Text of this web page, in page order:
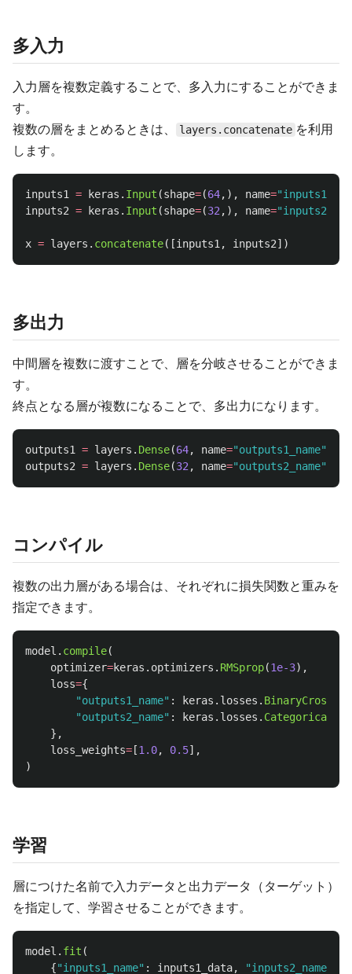
多入力
入力層を複数定義することで、多入力にすることができま
す。
複数の層をまとめるときは、
layers.concatenate を利用
します。
inputs1 = keras . Input (shape=(64,), name="
inputs2 = keras . Input (shape=(32 ,), name="
x = layers . concatenate([inputs1 , inputs2])
多出力
中間層を複数に渡すことで、層を分岐させることができま
す。
終点となる層が複数になることで、多出力になります。
outputs1 = layers . Dense(64, name="outputs1_name"
outputs2 = layers . Dense(32 , name="outputs2_name"
コンパイル
複数の出力層がある場合は、それぞれに損失関数と重みを
指定できます。
model . compile(
optimizer=keras . optimizers . RMSprop(1e-3),
loss={
"outputs1_name" : keras . losses .
"outputs2_name" : keras . losses .
},
loss_weights= [1.0, 0.5],
)
学習
層につけた名前で入力データと出力データ（ターゲット）
を指定して、学習させることができます。
model . fit (
{"inputs1_name" : inputs1_data, "inputs2_name